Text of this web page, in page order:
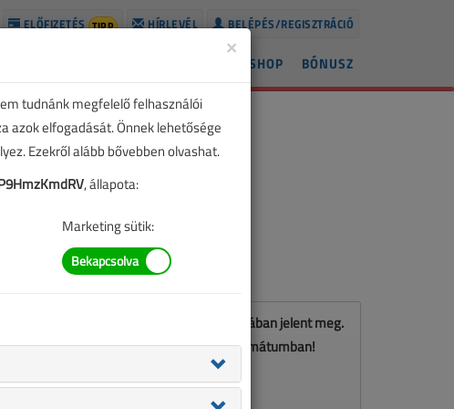
BELÉPÉS/REGISZTRÁCIÓ
HÍRLEVÉL
ELŐFIZETÉS TIPP
BÓNUSZ
SHOP
Ez a cikk a VL 2024. márciusi számában jelent meg.
Töltse le a lapszámot PDF formátumban!
LETÖLTÉS
×
tudnánk megfelelő felhasználói
azok elfogadását. Önnek lehetősége
Ezekről alább bővebben olvashat.
, állapota:
Marketing sütik: